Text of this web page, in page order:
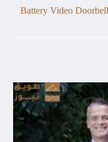
Battery Video